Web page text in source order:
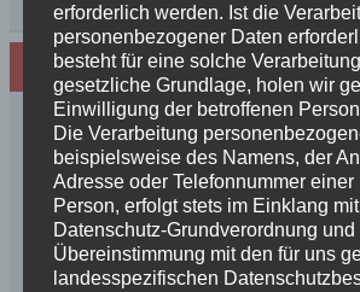
Neues von den Turmschurken
Frohe Weihnachten 2025
Schurkenfamilien und Freunden
Herzlichen Glückwunsch zum 4.
Unsere Feenkinder haben alle
News++News++News++Unsere
geboren++
erforderlich werden. Ist die
personenbezogener Daten
besteht für eine solche
gesetzliche Grundlage, holen wir
Einwilligung der betroffenen
Die Verarbeitung
beispielsweise des Namens, der
Adresse oder Telefonnummer einer
Person, erfolgt stets im Einklang
Datenschutz-Grundverordnung und
Übereinstimmung mit den für uns
landesspezifischen